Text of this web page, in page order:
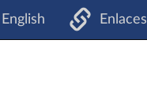
English Enlaces